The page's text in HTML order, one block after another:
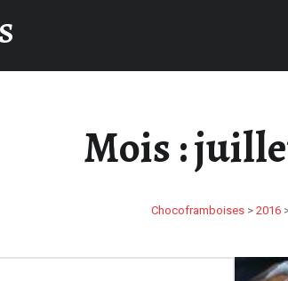
Mois :
Chocoframboises> 2016